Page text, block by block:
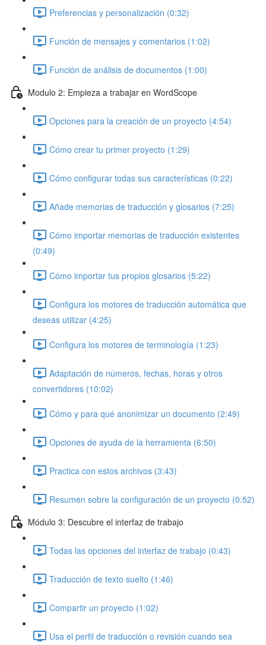
Preferencias y personalización (0:32)
Función de mensajes y comentarios (1:02)
Función de análisis de documentos (1:00)
Modulo 2: Empieza a trabajar en WordScope
Opciones para la creación de un proyecto (4:54)
Cómo crear tu primer proyecto (1:29)
Cómo configurar todas sus características (0:22)
Añade memorias de traducción y glosarios (7:25)
Cómo importar memorias de traducción existentes
(0:49)
Cómo importar tus propios glosarios (5:22)
Configura los motores de traducción automática que
deseas utilizar (4:25)
Configura los motores de terminología (1:23)
Adaptación de números, fechas, horas y otros
convertidores (10:02)
Cómo y para qué anonimizar un documento (2:49)
Opciones de ayuda de la herramienta (6:50)
Practica con estos archivos (3:43)
Resumen sobre la configuración de un proyecto (0:52)
Módulo 3: Descubre el interfaz de trabajo
Todas las opciones del interfaz de trabajo (0:43)
Traducción de texto suelto (1:46)
Compartir un proyecto (1:02)
Usa el perfil de traducción o revisión cuando sea